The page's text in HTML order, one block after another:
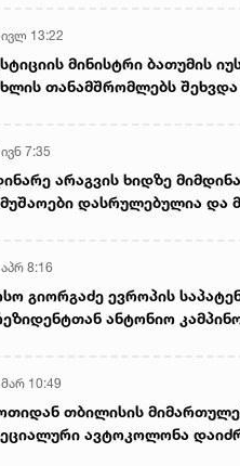
13:22
მინისტრი ბათუმის
თანამშრომლებს შეხვდა
7:35
არაგვის ხიდზე
დასრულებულია და
8:16
გიორგაძე ევროპის
ანტონიო
10:49
თბილისის
ავტოკოლონა